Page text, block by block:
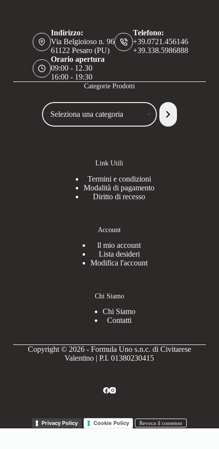
Indirizzo:
Via Belgioioso n. 96
61122 Pesaro (PU)
Telefono:
+39.0721.456146
+39.338.5986888
Orario apertura
09:00 - 12.30
16:00 - 19:30
Categorie Prodotti
Seleziona
una
categoria
Link Utili
Termini e condizioni
Modalità di pagamento
Diritto di recesso
Account
ll mio account
Lista desideri
Modifica l'account
Chi Siamo
Chi Siamo
Contatti
Copyright © 2026 - Formula Uno s.n.c. di Civitarese
Valentino | P.I. 01380230415
Privacy Policy Cookie Policy Revoca il consenso